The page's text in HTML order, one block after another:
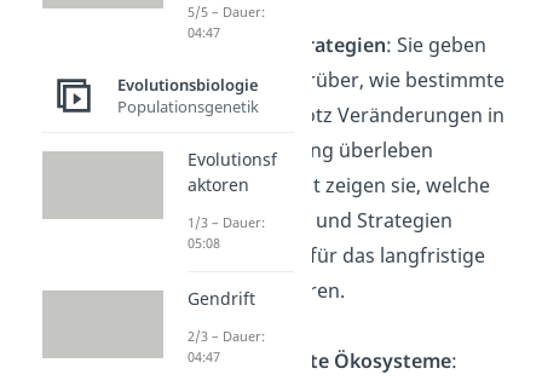
Überlebensstrategien: Sie geben
Aufschluss darüber, wie bestimmte
Lebewesen trotz Veränderungen in
ihrer Umgebung überleben
konnten. Somit zeigen sie, welche
Eigenschaften und Strategien
entscheidend für das langfristige
Überleben waren.
Einblicke in alte Ökosysteme:
5/5 – Dauer:
04:47
Evolutionsbiologie
Populationsgenetik
Evolutionsf
aktoren
1/3 – Dauer:
05:08
Gendrift
2/3 – Dauer:
04:47